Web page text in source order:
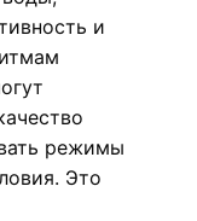
и
режимы
Это